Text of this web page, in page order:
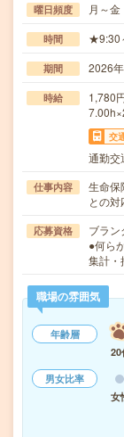
曜日頻度 月～金
時間 ★9:30
期間 2026
時給
1,780
交
通勤交
仕事内容
生命保
との
応募資格
ブラン
●何ら
集計
職場の雰囲気
年齢層
20
男女比率
女